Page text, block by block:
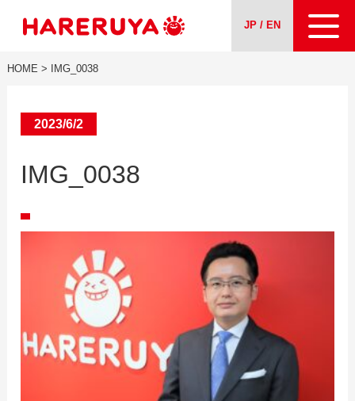
JP / EN
About us
Our Services
HOME > IMG_0038
2023/6/2
IMG_0038